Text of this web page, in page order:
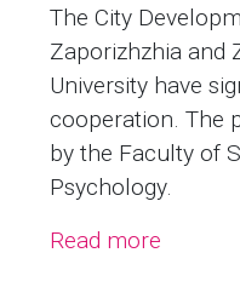
The City
Zaporizhzhia and
University have
cooperation. The
by the Faculty of
Psychology.
Read more